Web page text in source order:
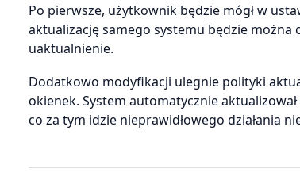
Po pierwsze, użytkownik będzie mógł w
aktualizację samego systemu będzie można
uaktualnienie.
Dodatkowo modyfikacji ulegnie polityki
okienek. System automatycznie
co za tym idzie nieprawidłowego działania